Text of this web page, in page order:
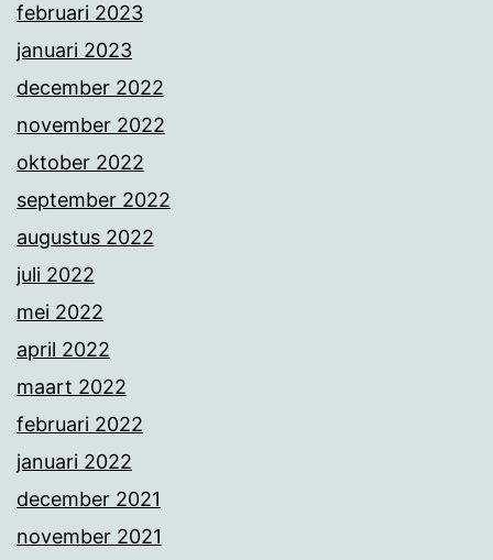
februari 2023
januari 2023
december 2022
november 2022
oktober 2022
september 2022
augustus 2022
juli 2022
mei 2022
april 2022
maart 2022
februari 2022
januari 2022
december 2021
november 2021